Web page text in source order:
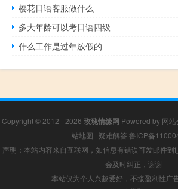
樱花日语客服做什么
多大年龄可以考日语四级
什么工作是过年放假的
Copyright © 2012 - 2026 玫瑰情缘网 Powered by 网
站地图 | 疑难解答 鲁ICP备
声明：本站内容来自互联网，如信息有错误可发邮件
会及时纠正，谢谢
本站仅为个人兴趣爱好，不接盈利性广